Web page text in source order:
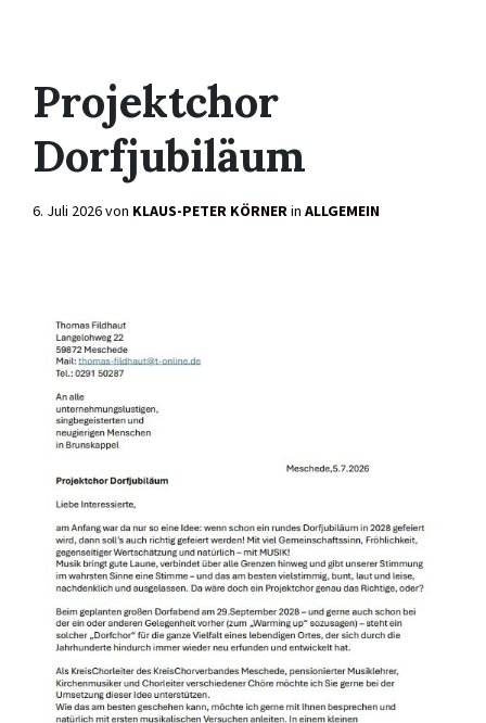
Projektchor
Dorfjubiläum
6. Juli 2026von KLAUS-PETER KÖRNERin ALLGEMEIN